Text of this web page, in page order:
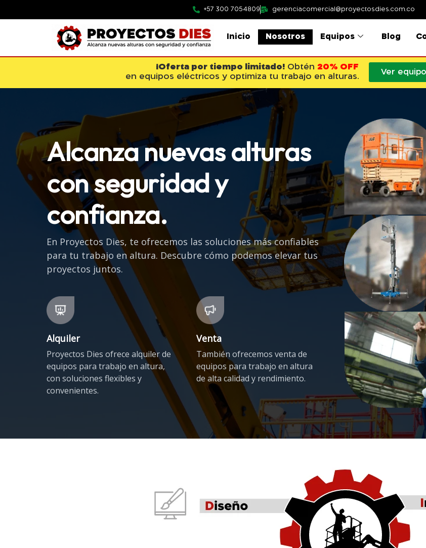
+57 300 7054809 gerenciacomercial@proyectosdies.com.co
Inicio Nosotros Equipos Blog
¡Oferta por tiempo limitado!Obtén 20% OFF
en equipos eléctricos y optimiza tu trabajo en alturas.
Ver
Alcanzanuevasalturas
conseguridady
confianza.
En Proyectos Dies, te ofrecemos las soluciones más confiables
para tu trabajo en altura. Descubre cómo podemos elevar tus
proyectos juntos.
Alquiler
Proyectos Dies ofrece alquiler de
equipos para trabajo en altura,
con soluciones flexibles y
convenientes.
Venta
También ofrecemos venta de
equipos para trabajo en altura
de alta calidad y rendimiento.